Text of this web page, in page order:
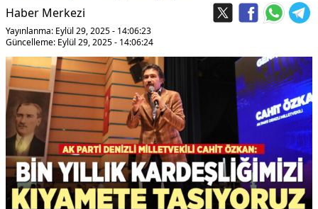
Haber Merkezi
Yayınlanma: Eylül 29, 2025 - 14:06:23
Güncelleme: Eylül 29, 2025 - 14:06:24